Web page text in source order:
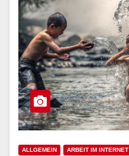
ALLGEMEIN ARBEIT IM INTERNET